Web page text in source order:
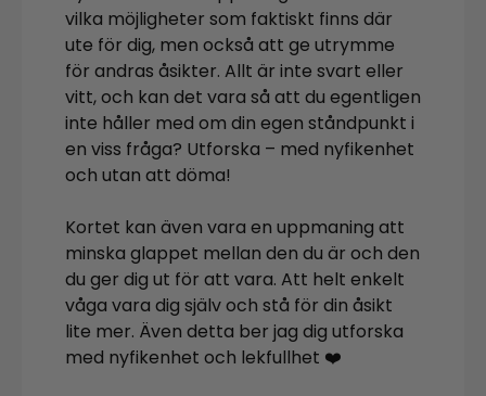
vilka möjligheter som faktiskt finns där
ute för dig, men också att ge utrymme
för andras åsikter. Allt är inte svart eller
vitt, och kan det vara så att du egentligen
inte håller med om din egen ståndpunkt i
en viss fråga? Utforska – med nyfikenhet
och utan att döma!
Kortet kan även vara en uppmaning att
minska glappet mellan den du är och den
du ger dig ut för att vara. Att helt enkelt
våga vara dig själv och stå för din åsikt
lite mer. Även detta ber jag dig utforska
med nyfikenhet och lekfullhet ❤️